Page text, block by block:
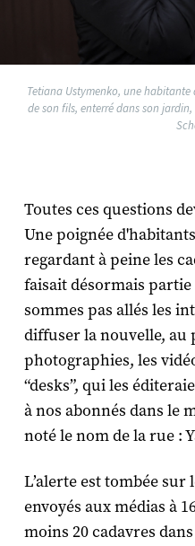
Tetiana Ustymenko, une
de son fils, enterré dans son
Toutes ces questions
Une poignée
regardant à peine les
faisait désormais
sommes pas allés les
diffuser la nouvelle, au
photographies, les
“desks”, qui les
à nos abonnés dans le
noté le nom de la rue :
L’alerte est tombée sur
envoyés aux médias à
moins 20 cadavres